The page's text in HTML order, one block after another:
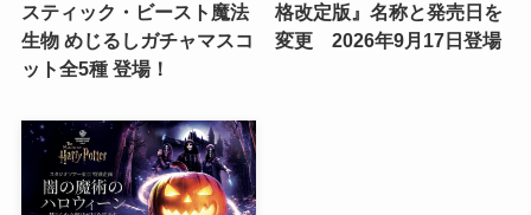
スティック・ビースト魔法
生物 めじるしガチャマスコ
ット全5種 登場！
格改定版』名称と発売日を
変更 2026年9月17日登場